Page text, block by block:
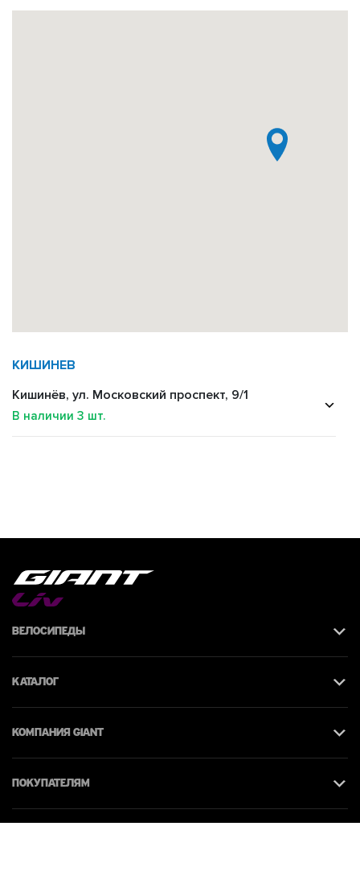
КИШИНЕВ
Кишинёв, ул. Московский проспект, 9/1
В наличии 3 шт.
Велосипеды
Каталог
КОМПАНИЯ giant
Покупателям